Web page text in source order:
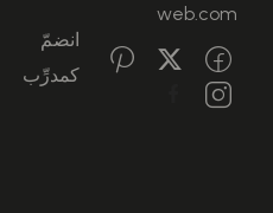
web.com
انضمّ
كمدرِّب